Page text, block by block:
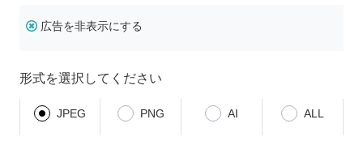
広告を非表示にする
形式を選択してください
JPEG PNG AI ALL